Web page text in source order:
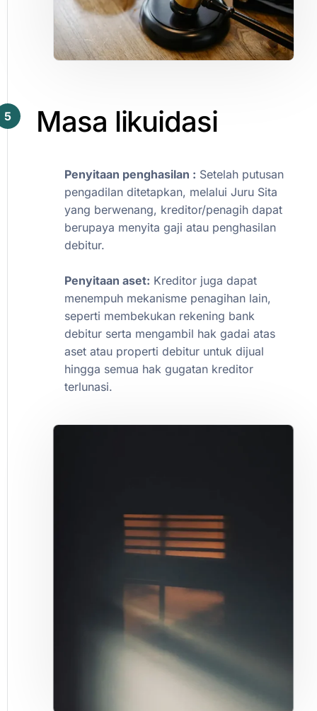
Masa likuidasi
5
Penyitaan penghasilan : Setelah putusan
pengadilan ditetapkan, melalui Juru Sita
yang berwenang, kreditor/penagih dapat
berupaya menyita gaji atau penghasilan
debitur.
Penyitaan aset: Kreditor juga dapat
menempuh mekanisme penagihan lain,
seperti membekukan rekening bank
debitur serta mengambil hak gadai atas
aset atau properti debitur untuk dijual
hingga semua hak gugatan kreditor
terlunasi.